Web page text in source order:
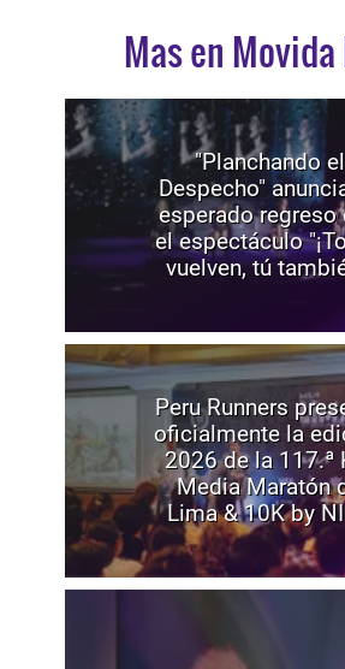
Mas en Movida
"Planchando el
Despecho"
esperado regreso
el espectáculo
vuelven, tú
Peru Runners
oficialmente la
2026 de la 117.ª
Media Maratón
Lima & 10K by